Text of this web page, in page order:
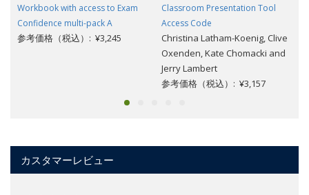
Workbook with access to Exam
Confidence multi-pack A
参考価格（税込）: ¥3,245
Classroom Presentation Tool
Access Code
Christina Latham-Koenig, Clive
Oxenden, Kate Chomacki and
Jerry Lambert
参考価格（税込）: ¥3,157
カスタマーレビュー